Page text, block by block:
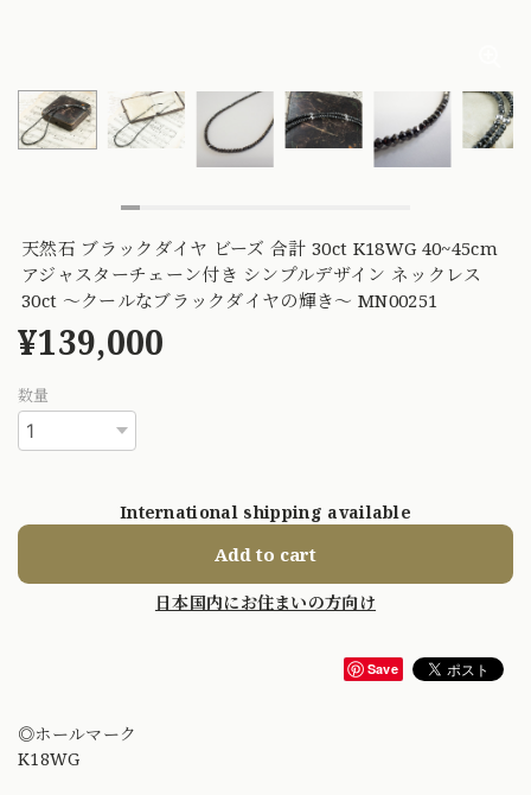
天然石 ブラックダイヤ ビーズ 合計 30ct K18WG 40~45cm
アジャスターチェーン付き シンプルデザイン ネックレス
30ct 〜クールなブラックダイヤの輝き〜 MN00251
¥139,000
数量
International shipping available
Add to cart
日本国内にお住まいの方向け
Save
◎ホールマーク
K18WG